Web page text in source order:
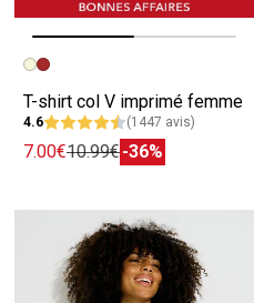
Image précédente
Image suivante
T-shirt col V imprimé femme
4.6 (1447 avis)
7.00€10.99€-36%